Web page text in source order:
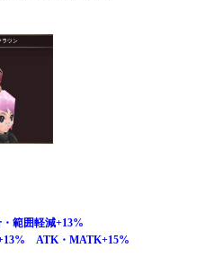
範囲軽減+13%
ATK・MATK+15%